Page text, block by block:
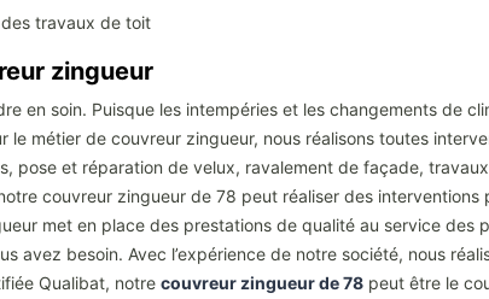
travaux de toit
zingueur
en soin. Puisque les intempéries et les changements de
métier de couvreur zingueur, nous réalisons toutes
et réparation de velux, ravalement de façade,
couvreur zingueur de 78 peut réaliser des interventions
met en place des prestations de qualité au service des
avez besoin. Avec l’expérience de notre société, nous
Qualibat, notre couvreur zingueur de 78 peut être le